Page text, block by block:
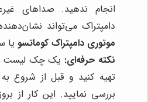
انجام ندهید. صداهای
دامپتراک می‌تواند
موتوری دامپتراک کوماتسو یا
نکته حرفه‌ای: یک چک لیست
تهیه کنید و قبل از شروع به
بررسی نمایید. این کار از